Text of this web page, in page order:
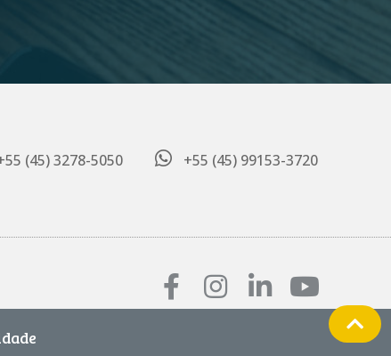
(45) 3278-5050 +55 (45) 99153-3720